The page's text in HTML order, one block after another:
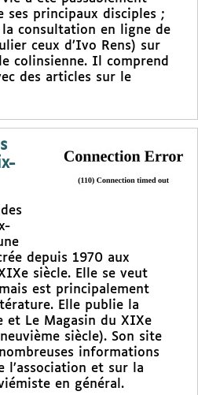
ses principaux disciples ;
consultation en ligne de
ceux d’Ivo Rens) sur
colinsienne. Il comprend
des articles sur le
depuis 1970 aux
siècle. Elle se veut
est principalement
Elle publie la
et Le Magasin du XIXe
siècle). Son site
informations
l’association et sur la
en général.